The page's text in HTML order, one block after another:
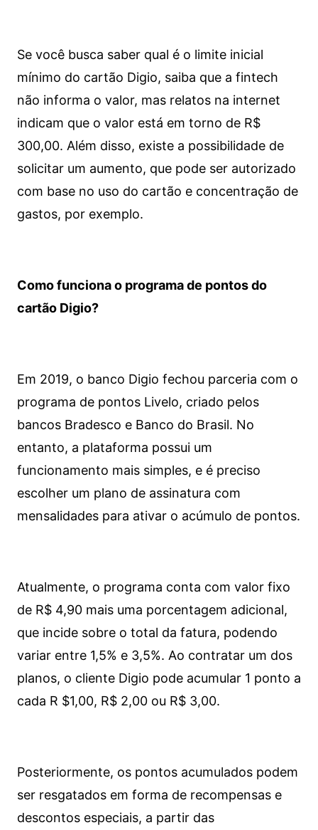
Se você busca saber qual é o limite inicial
mínimo do cartão Digio, saiba que a fintech
não informa o valor, mas relatos na internet
indicam que o valor está em torno de R$
300,00. Além disso, existe a possibilidade de
solicitar um aumento, que pode ser autorizado
com base no uso do cartão e concentração de
gastos, por exemplo.
Como funciona o programa de pontos do
cartão Digio?
Em 2019, o banco Digio fechou parceria com o
programa de pontos Livelo, criado pelos
bancos Bradesco e Banco do Brasil. No
entanto, a plataforma possui um
funcionamento mais simples, e é preciso
escolher um plano de assinatura com
mensalidades para ativar o acúmulo de pontos.
Atualmente, o programa conta com valor fixo
de R$ 4,90 mais uma porcentagem adicional,
que incide sobre o total da fatura, podendo
variar entre 1,5% e 3,5%. Ao contratar um dos
planos, o cliente Digio pode acumular 1 ponto a
cada R $1,00, R$ 2,00 ou R$ 3,00.
Posteriormente, os pontos acumulados podem
ser resgatados em forma de recompensas e
descontos especiais, a partir das